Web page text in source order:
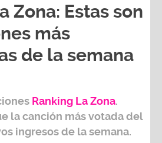
Zona: Estas son
más
de la semana
Ranking La Zona.
la canción más votada del
ingresos de la semana.